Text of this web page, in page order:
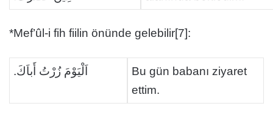
*Mef’ûl-i fih fiilin önünde gelebilir[7]:
اَلْيَوْمَ زُرْتُ أَباَكَ.
Bu gün babanı ziyaret
ettim.